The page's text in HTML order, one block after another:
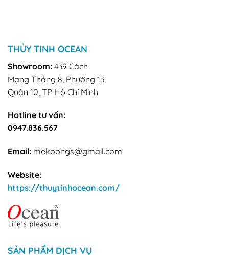
THỦY TINH OCEAN
Showroom: 439 Cách
Mạng Tháng 8, Phường 13,
Quận 10, TP Hồ Chí Minh
Hotline tư vấn:
0947.836.567
Email: mekoongs@gmail.com
Website:
https://thuytinhocean.com/
SẢN PHẨM DỊCH VỤ